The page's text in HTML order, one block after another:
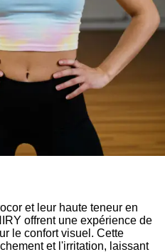
et leur haute teneur en
offrent une expérience de
le confort visuel. Cette
et l'irritation, laissant